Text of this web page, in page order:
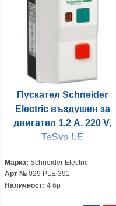
Пускател Schneider
Electric въздушен за
двигател 1.2 A, 220 V,
TeSys LE
Марка: Schneider Electric
Арт № 029 PLE 391
Наличност: 4 бр